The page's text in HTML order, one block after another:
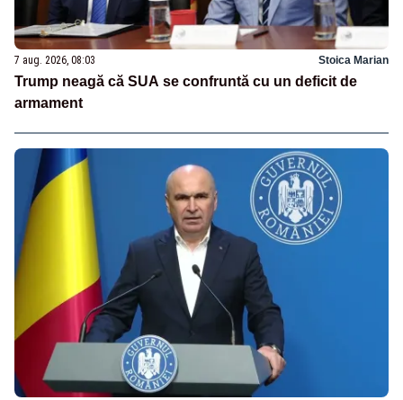
7 aug. 2026, 08:03 Stoica Marian
Trump neagă că SUA se confruntă cu un deficit de
armament